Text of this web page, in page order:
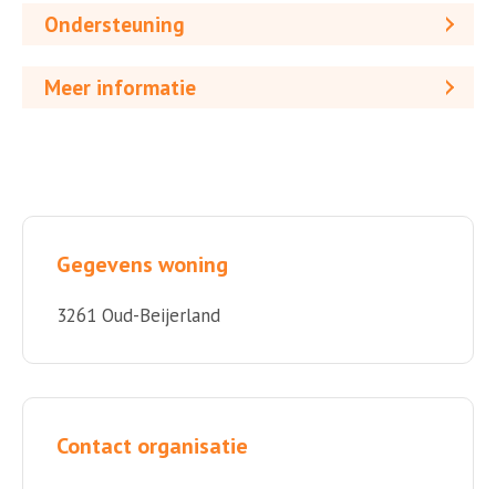
Ondersteuning
Meer informatie
Gegevens woning
3261 Oud-Beijerland
Contact organisatie